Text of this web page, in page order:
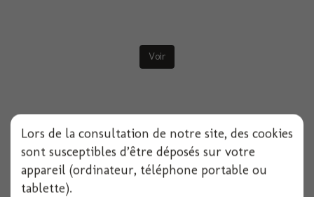
Voir
Lors de la consultation de notre site, des cookies
sont susceptibles d’être déposés sur votre
appareil (ordinateur, téléphone portable ou
tablette).